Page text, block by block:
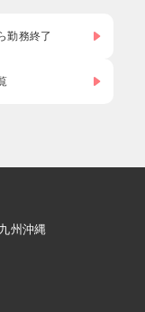
勤務終了
九州沖縄